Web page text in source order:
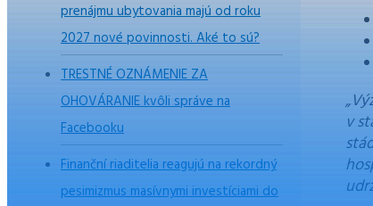
prenájmu ubytovania majú od roku
2027 nové povinnosti. Aké to sú?
TRESTNÉ OZNÁMENIE ZA
OHOVÁRANIE kvôli správe na
Facebooku
Finanční riaditelia reagujú na rekordný
pesimizmus masívnymi investíciami do
v